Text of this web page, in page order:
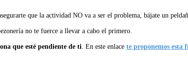
que la actividad NO va a ser el problema, bájate un
no te fuerce a llevar a cabo el primero.
que esté pendiente de ti . En este enlace te proponemos esta